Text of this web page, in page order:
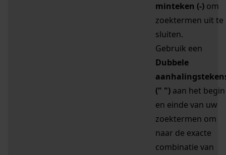
minteken (-) om
zoektermen uit te
sluiten.
Gebruik een
Dubbele
(" ") aan het begin
en einde van uw
zoektermen om
naar de exacte
combinatie van